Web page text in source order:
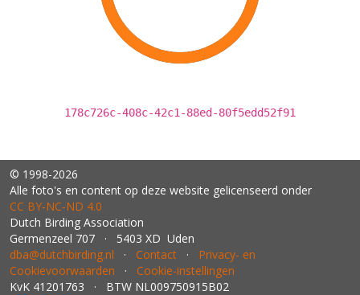
178c726c-408c-42c1-88ed-80f5edd52f91
© 1998-2026
Alle foto's en content op deze website gelicenseerd onder
CC BY‑NC‑ND 4.0
Dutch Birding Association
Germenzeel 707 · 5403 XD Uden
dba@dutchbirding.nl · Contact · Privacy- en
Cookievoorwaarden · Cookie-instellingen
KvK 41201763 · BTW NL009750915B02